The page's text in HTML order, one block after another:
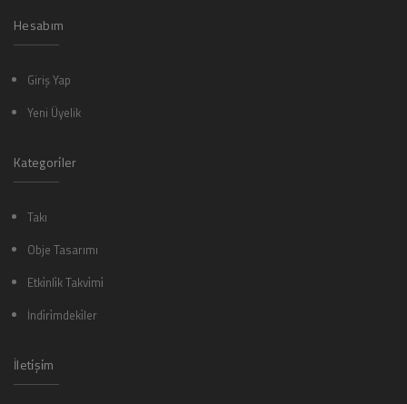
Hesabım
Giriş Yap
Yeni Üyelik
Kategori̇ler
Takı
Obje Tasarımı
Etki̇nli̇k Takvi̇mi̇
İndi̇ri̇mdeki̇ler
İleti̇şi̇m